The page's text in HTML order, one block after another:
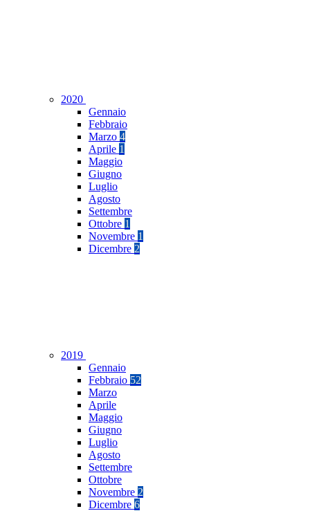
2020
Gennaio
Febbraio
Marzo 4
Aprile 1
Maggio
Giugno
Luglio
Agosto
Settembre
Ottobre 1
Novembre 1
Dicembre 2
2019
Gennaio
Febbraio 52
Marzo
Aprile
Maggio
Giugno
Luglio
Agosto
Settembre
Ottobre
Novembre 2
Dicembre 6